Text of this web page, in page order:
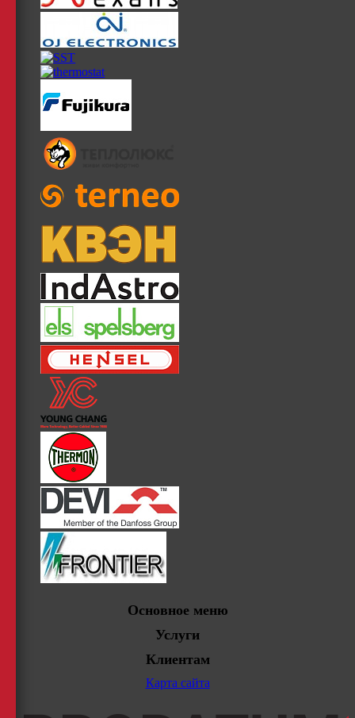
Основное меню
Услуги
Клиентам
Карта сайта